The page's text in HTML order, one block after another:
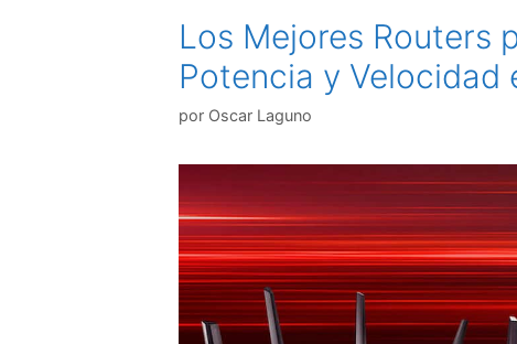
Los Mejores Routers
Potencia y Velocidad
por Oscar Laguno